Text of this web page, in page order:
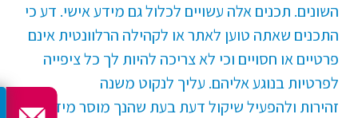
השונים. תכנים אלה עשויים לכלול גם מידע אישי. דע כי
התכנים שאתה טוען לאתר או לקהילה הרלוונטית אינם
פרטיים או חסויים וכי לא צריכה להיות לך כל ציפייה
לפרטיות בנוגע אליהם. עליך לנקוט משנה
זהירות ולהפעיל שיקול דעת בעת שהנך מוסר מידע